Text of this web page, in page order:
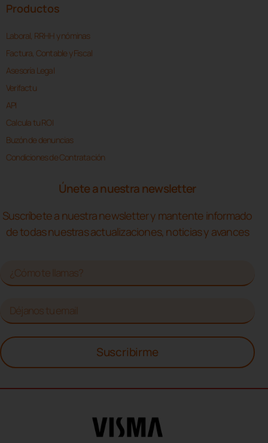
Productos
Laboral, RRHH y nóminas
Factura, Contable y Fiscal
Asesoría Legal
Verifactu
API
Calcula tu ROI
Buzón de denuncias
Condiciones de Contratación
Únete a nuestra newsletter
Suscríbete a nuestra newsletter y mantente informado
de todas nuestras actualizaciones, noticias y avances
Suscribirme